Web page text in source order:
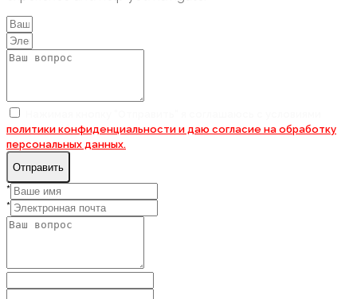
политики конфиденциальности и даю согласие на обработку
персональных данных.
Отправить
*
*